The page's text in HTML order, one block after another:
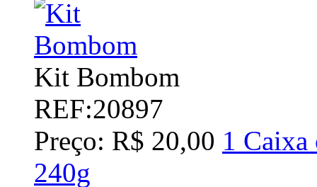
Kit Bombom
REF:20897
Preço: R$ 20,00 1 Caixa
240g